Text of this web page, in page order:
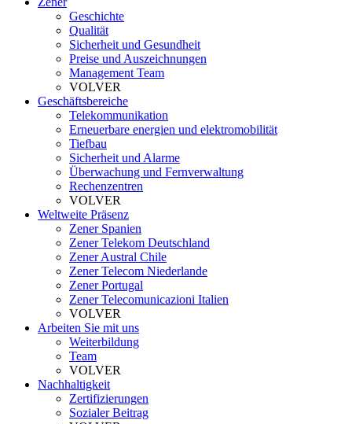
Geschichte
Qualität
Sicherheit und Gesundheit
Preise und Auszeichnungen
Management Team
VOLVER
Geschäftsbereiche
Telekommunikation
Erneuerbare energien und elektromobilität
Tiefbau
Sicherheit und Alarme
Überwachung und Fernverwaltung
Rechenzentren
VOLVER
Weltweite Präsenz
Zener Spanien
Zener Telekom Deutschland
Zener Austral Chile
Zener Telecom Niederlande
Zener Portugal
Zener Telecomunicazioni Italien
VOLVER
Arbeiten Sie mit uns
Weiterbildung
Team
VOLVER
Nachhaltigkeit
Zertifizierungen
Sozialer Beitrag